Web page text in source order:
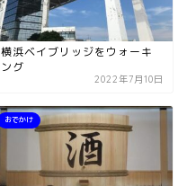
横浜ベイブリッジをウォーキ
ング
2022年7月10日
おでかけ